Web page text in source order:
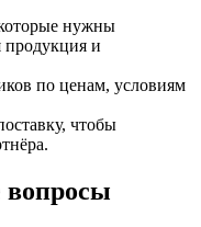
нужны
и
по ценам, условиям
чтобы